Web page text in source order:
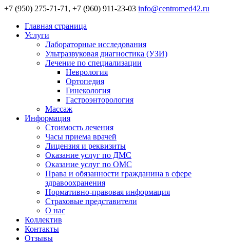
+7 (950) 275-71-71, +7 (960) 911-23-03 info@centromed42.ru
Главная страница
Услуги
Лабораторные исследования
Ультразвуковая диагностика (УЗИ)
Лечение по специализации
Неврология
Ортопедия
Гинекология
Гастроэнторология
Массаж
Информация
Стоимость лечения
Часы приема врачей
Лицензия и реквизиты
Оказание услуг по ДМС
Оказание услуг по ОМС
Права и обязанности гражданина в сфере
здравоохранения
Нормативно-правовая информация
Страховые представители
О нас
Коллектив
Контакты
Отзывы